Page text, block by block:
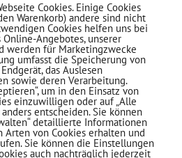
Cookies. Einige Cookies
Warenkorb) andere sind nicht
Cookies helfen uns bei
Angebotes, unserer
werden für Marketingzwecke
umfasst die Speicherung von
das Auslesen
sowie deren Verarbeitung.
um in den Einsatz von
einzuwilligen oder auf „Alle
entscheiden. Sie können
detaillierte Informationen
von Cookies erhalten und
Sie können die Einstellungen
auch nachträglich jederzeit